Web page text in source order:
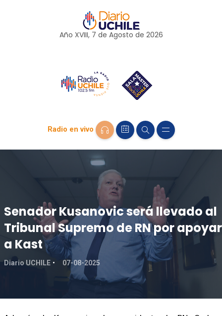
Año XVIII, 7 de Agosto de 2026
Radio en vivo
Senador Kusanovic será llevado al
Tribunal Supremo de RN por apoyar
a Kast
Diario UCHILE 07-08-2025